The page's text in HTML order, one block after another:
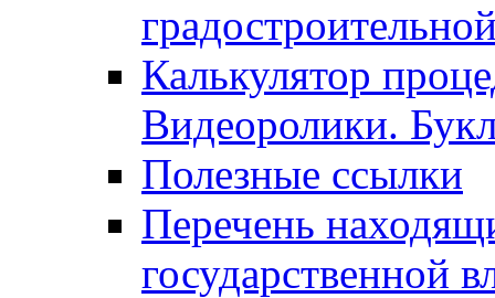
Калькулятор
Видеоролики.
Полезные ссылки
Перечень
государственной